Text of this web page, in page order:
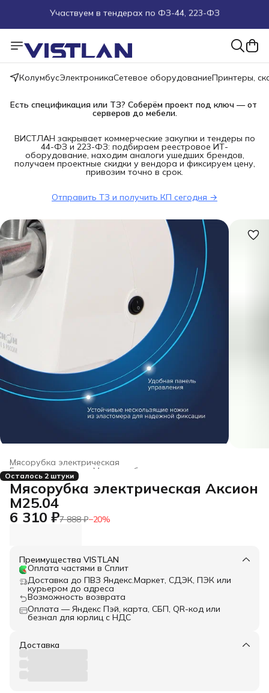
Пуско-наладочные работы
Пришлите запрос на e-mail или в чат
Более 100 000 позиций в наличии и под заказ
КолумбусЭлектроникаСетевое оборудованиеПринтеры,
Есть спецификация или ТЗ? Соберём проект под ключ — от
серверов до мебели.
ВИСТЛАН закрывает коммерческие закупки и тендеры по
44-ФЗ и 223-ФЗ: подбираем реестровое ИТ-
оборудование, находим аналоги ушедших брендов,
получаем проектные скидки у вендора и фиксируем цену,
привозим точно в срок.
Отправить ТЗ и получить КП сегодня →
Мясорубка электрическая
Миксеры, блендеры, измельчители
Бытовая техника
Главная ›
Осталось 2 штуки
Мясорубка электрическая Аксион
М25.04
6 310 ₽7 888 ₽−20%
Преимущества VISTLAN
Оплата частями в Сплит
Доставка до ПВЗ Яндекс.Маркет, СДЭК, ПЭК или
курьером до адреса
Возможность возврата
Оплата — Яндекс Пэй, карта, СБП, QR-код или
безнал для юрлиц с НДС
Доставка